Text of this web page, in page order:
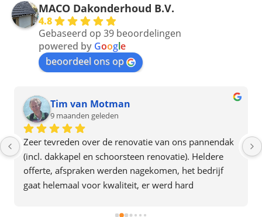
MACO Dakonderhoud B.V.
4.8
Gebaseerd op 39 beoordelingen
powered by Google
beoordeel ons op
Tim van Motman
9 maanden geleden
Zeer tevreden over de renovatie van ons pannendak
(incl. dakkapel en schoorsteen renovatie). Heldere
offerte, afspraken werden nagekomen, het bedrijf
gaat helemaal voor kwaliteit, er werd hard
ook de indruk plezier in hun werk te hebben. Een